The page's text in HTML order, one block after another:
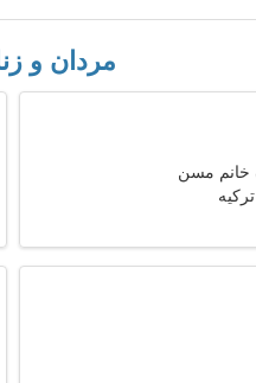
مردان و
خانم مسن